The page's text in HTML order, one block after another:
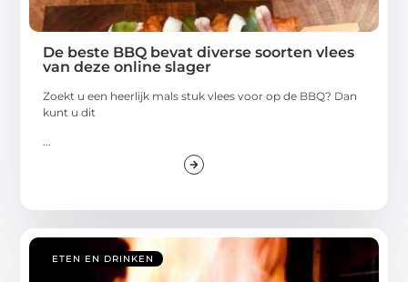
De beste BBQ bevat diverse soorten vlees
van deze online slager
Zoekt u een heerlijk mals stuk vlees voor op de BBQ? Dan
kunt u dit
...
ETEN EN DRINKEN